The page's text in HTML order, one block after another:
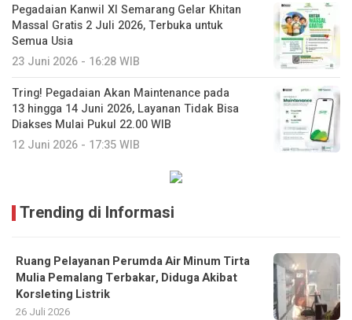
Pegadaian Kanwil XI Semarang Gelar Khitan
Massal Gratis 2 Juli 2026, Terbuka untuk
Semua Usia
23 Juni 2026 - 16:28 WIB
Tring! Pegadaian Akan Maintenance pada
13 hingga 14 Juni 2026, Layanan Tidak Bisa
Diakses Mulai Pukul 22.00 WIB
12 Juni 2026 - 17:35 WIB
Trending di Informasi
Ruang Pelayanan Perumda Air Minum Tirta
Mulia Pemalang Terbakar, Diduga Akibat
Korsleting Listrik
26 Juli 2026